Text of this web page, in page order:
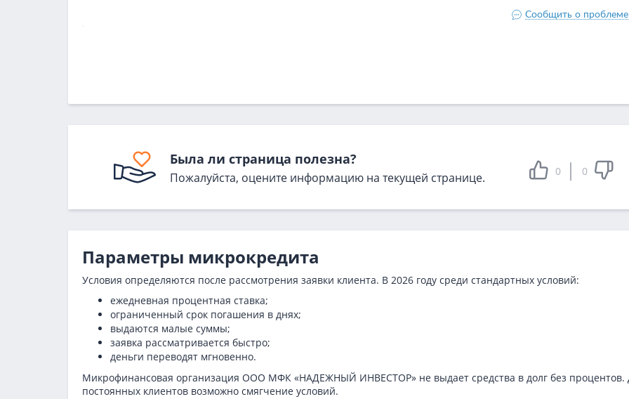
Была ли страница полезна?
Пожалуйста, оцените информацию на текущей странице. 0 0
Параметры микрокредита
Условия определяются после рассмотрения заявки клиента. В 2026 году среди стандартных условий:
ежедневная процентная ставка;
ограниченный срок погашения в днях;
выдаются малые суммы;
заявка рассматривается быстро;
деньги переводят мгновенно.
Микрофинансовая организация ООО МФК «НАДЕЖНЫЙ ИНВЕСТОР» не выдает средства в долг без процентов.
постоянных клиентов возможно смягчение условий.